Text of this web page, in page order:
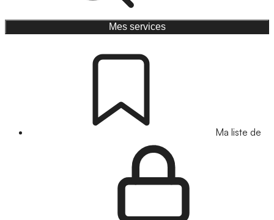
Mes services
Ma liste de